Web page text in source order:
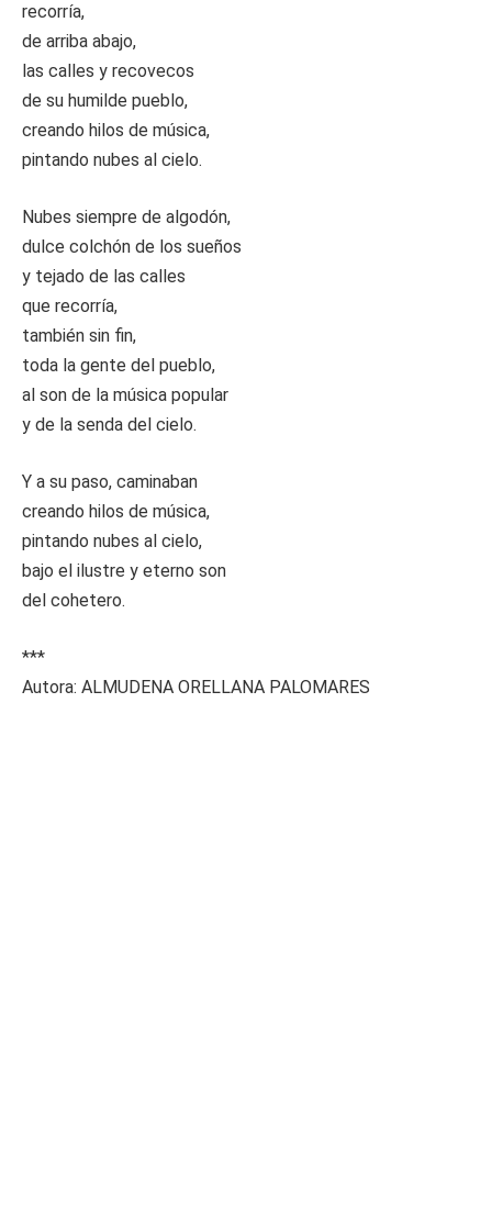
recorría,
de arriba abajo,
las calles y recovecos
de su humilde pueblo,
creando hilos de música,
pintando nubes al cielo.
Nubes siempre de algodón,
dulce colchón de los sueños
y tejado de las calles
que recorría,
también sin fin,
toda la gente del pueblo,
al son de la música popular
y de la senda del cielo.
Y a su paso, caminaban
creando hilos de música,
pintando nubes al cielo,
bajo el ilustre y eterno son
del cohetero.
***
Autora: ALMUDENA ORELLANA PALOMARES